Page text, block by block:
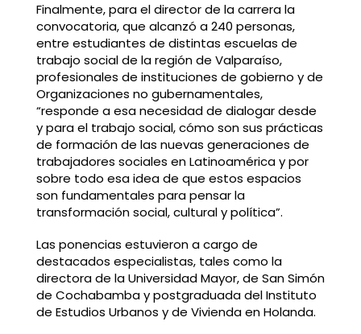
Finalmente, para el director de la carrera la
convocatoria, que alcanzó a 240 personas,
entre estudiantes de distintas escuelas de
trabajo social de la región de Valparaíso,
profesionales de instituciones de gobierno y de
Organizaciones no gubernamentales,
“responde a esa necesidad de dialogar desde
y para el trabajo social, cómo son sus prácticas
de formación de las nuevas generaciones de
trabajadores sociales en Latinoamérica y por
sobre todo esa idea de que estos espacios
son fundamentales para pensar la
transformación social, cultural y política”.
Las ponencias estuvieron a cargo de
destacados especialistas, tales como la
directora de la Universidad Mayor, de San Simón
de Cochabamba y postgraduada del Instituto
de Estudios Urbanos y de Vivienda en Holanda.